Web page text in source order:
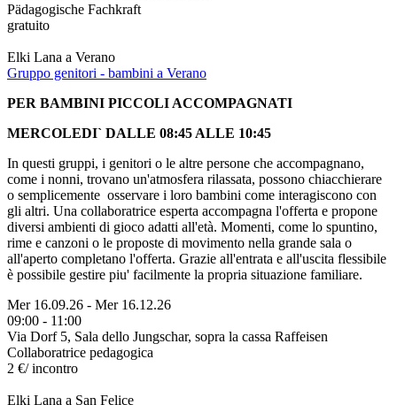
Pädagogische Fachkraft
gratuito
Elki Lana a Verano
Gruppo genitori - bambini a Verano
PER BAMBINI PICCOLI ACCOMPAGNATI
MERCOLEDI` DALLE 08:45 ALLE 10:45
In questi gruppi, i genitori o le altre persone che accompagnano,
come i nonni, trovano un'atmosfera rilassata, possono chiacchierare
o semplicemente osservare i loro bambini come interagiscono con
gli altri. Una collaboratrice esperta accompagna l'offerta e propone
diversi ambienti di gioco adatti all'età. Momenti, come lo spuntino,
rime e canzoni o le proposte di movimento nella grande sala o
all'aperto completano l'offerta. Grazie all'entrata e all'uscita flessibile
è possibile gestire piu' facilmente la propria situazione familiare.
Mer 16.09.26 - Mer 16.12.26
09:00 - 11:00
Via Dorf 5, Sala dello Jungschar, sopra la cassa Raffeisen
Collaboratrice pedagogica
2 €/ incontro
Elki Lana a San Felice